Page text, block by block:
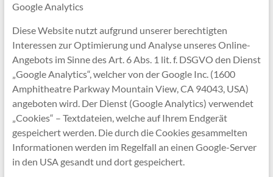
Google Analytics
Diese Website nutzt aufgrund unserer berechtigten
Interessen zur Optimierung und Analyse unseres Online-
Angebots im Sinne des Art. 6 Abs. 1 lit. f. DSGVO den Dienst
„Google Analytics“, welcher von der Google Inc. (1600
Amphitheatre Parkway Mountain View, CA 94043, USA)
angeboten wird. Der Dienst (Google Analytics) verwendet
„Cookies“ – Textdateien, welche auf Ihrem Endgerät
gespeichert werden. Die durch die Cookies gesammelten
Informationen werden im Regelfall an einen Google-Server
in den USA gesandt und dort gespeichert.